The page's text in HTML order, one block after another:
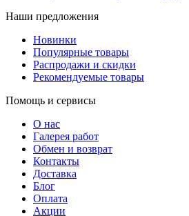
Наши предложения
Новинки
Популярные товары
Распродажи и скидки
Рекомендуемые товары
Помощь и сервисы
О нас
Галерея работ
Обмен и возврат
Контакты
Доставка
Блог
Оплата
Акции